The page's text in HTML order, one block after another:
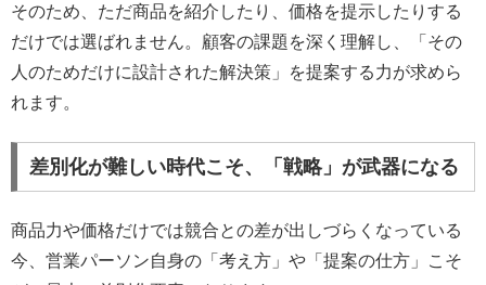
そのため、ただ商品を紹介したり、価格を提示したりする
だけでは選ばれません。顧客の課題を深く理解し、「その
人のためだけに設計された解決策」を提案する力が求めら
れます。
差別化が難しい時代こそ、「戦略」が武器になる
商品力や価格だけでは競合との差が出しづらくなっている
今、営業パーソン自身の「考え方」や「提案の仕方」こそ